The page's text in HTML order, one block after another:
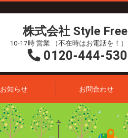
株式会社 Style Free
10-17時 営業 （不在時はお電話を！）
0120-444-530
お知らせ お問合わせ